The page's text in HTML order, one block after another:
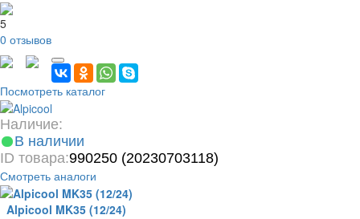
5
0 отзывов
Посмотреть каталог
Наличие:
В наличии
ID товара:990250 (20230703118)
Смотреть аналоги
Alpicool MK35 (12/24)